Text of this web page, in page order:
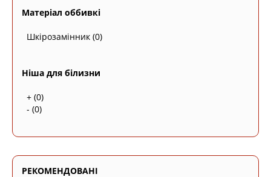
Матеріал оббивкі
Шкірозамінник (0)
Ніша для білизни
+ (0)
- (0)
РЕКОМЕНДОВАНІ